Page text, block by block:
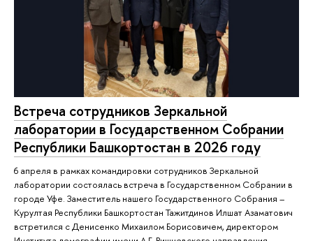
Встреча сотрудников Зеркальной
лаборатории в Государственном Собрании
Республики Башкортостан в 2026 году
6 апреля в рамках командировки сотрудников Зеркальной
лаборатории состоялась встреча в Государственном Собрании в
городе Уфе. Заместитель нашего Государственного Собрания –
Курултая Республики Башкортостан Тажитдинов Илшат Азаматович
встретился с Денисенко Михаилом Борисовичем, директором